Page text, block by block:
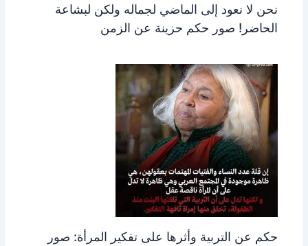
نحن لا نعود إلى الماضي لجماله ولكن لبشاعة
الحاضر! صور حكم حزينة عن الزمن
حكم عن التربية وأثرها على تفكير المرأة: صور